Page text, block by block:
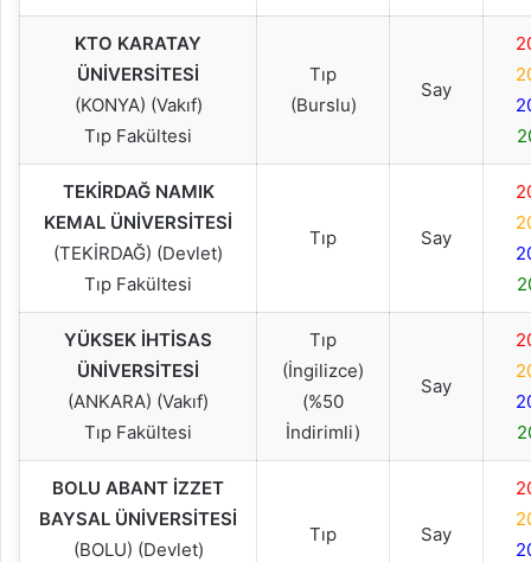
KTO KARATAY
ÜNİVERSİTESİ
(KONYA) (Vakıf)
Tıp Fakültesi
Tıp
(Burslu)
Say
TEKİRDAĞ NAMIK
KEMAL ÜNİVERSİTESİ
(TEKİRDAĞ) (Devlet)
Tıp Fakültesi
Tıp Say
YÜKSEK İHTİSAS
ÜNİVERSİTESİ
(ANKARA) (Vakıf)
Tıp Fakültesi
Tıp
(İngilizce)
(%50
İndirimli)
Say
BOLU ABANT İZZET
BAYSAL ÜNİVERSİTESİ
(BOLU) (Devlet)
Tıp Say